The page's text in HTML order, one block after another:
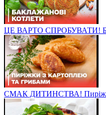
ЦЕ ВАРТО СПРОБУВАТИ!
СМАК ДИТИНСТВА! Пиріжки